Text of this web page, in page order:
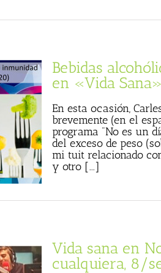
Bebidas
en «Vida
En esta ocasión,
brevemente (en el
programa "No es un
del exceso de peso
mi tuit relacionado
y otro [...]
Vida sana en
cualquiera, 8/